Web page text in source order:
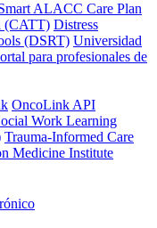
ALACC Care Plan
(CATT) Distress
(DSRT) Universidad
para profesionales de
OncoLink API
Work Learning
Trauma-Informed Care
Medicine Institute